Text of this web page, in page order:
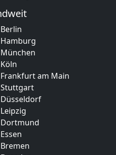
am Main
Stuttgart